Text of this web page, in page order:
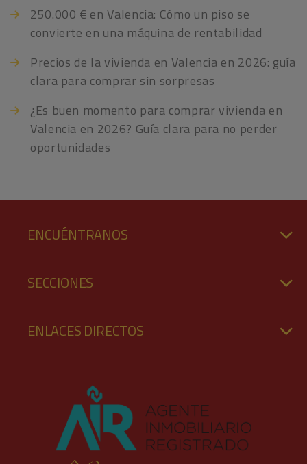
250.000 € en Valencia: Cómo un piso se
convierte en una máquina de rentabilidad
Precios de la vivienda en Valencia en 2026: guía
clara para comprar sin sorpresas
¿Es buen momento para comprar vivienda en
Valencia en 2026? Guía clara para no perder
oportunidades
ENCUÉNTRANOS
SECCIONES
ENLACES DIRECTOS